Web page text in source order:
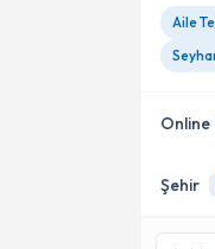
Aile
Online
Online
Şehir